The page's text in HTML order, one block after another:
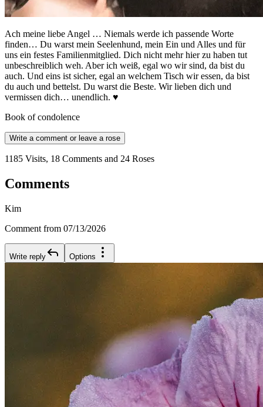
Ach meine liebe Angel … Niemals werde ich passende Worte
finden… Du warst mein Seelenhund, mein Ein und Alles und für
uns ein festes Familienmitglied. Dich nicht mehr hier zu haben tut
unbeschreiblich weh. Aber ich weiß, egal wo wir sind, da bist du
auch. Und eins ist sicher, egal an welchem Tisch wir essen, da bist
du auch und bettelst. Du warst die Beste. Wir lieben dich und
vermissen dich… unendlich. ♥️
Book of condolence
Write a comment or leave a rose
1185 Visits, 18 Comments and 24 Roses
Comments
Kim
Comment from 07/13/2026
Write reply Options